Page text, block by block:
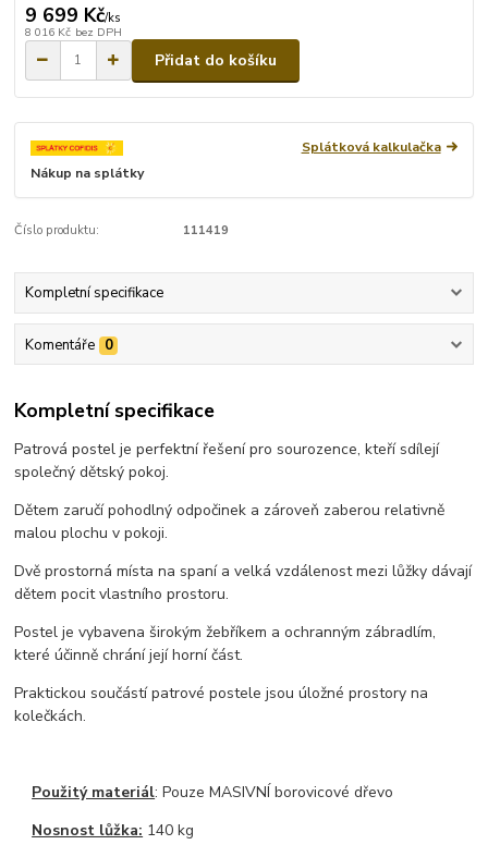
9 699 Kč/ks
8 016 Kč bez DPH
Přidat do košíku
Splátková kalkulačka
Nákup na splátky
Číslo produktu: 111419
Kompletní specifikace
Komentáře 0
Kompletní specifikace
Patrová postel je perfektní řešení pro sourozence, kteří sdílejí
společný dětský pokoj.
Dětem zaručí pohodlný odpočinek a zároveň zaberou relativně
malou plochu v pokoji.
Dvě prostorná místa na spaní a velká vzdálenost mezi lůžky dávají
dětem pocit vlastního prostoru.
Postel je vybavena širokým žebříkem a ochranným zábradlím,
které účinně chrání její horní část.
Praktickou součástí patrové postele jsou úložné prostory na
kolečkách.
Použitý materiál: Pouze MASIVNÍ borovicové dřevo
Nosnost lůžka: 140 kg